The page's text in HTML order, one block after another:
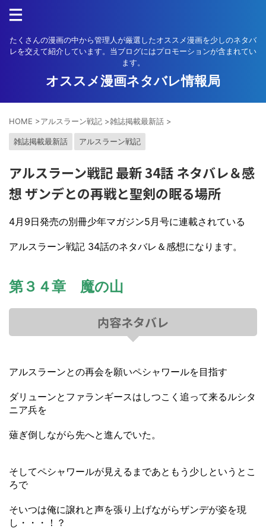
たくさんの漫画の中から管理人が厳選したオススメ漫画を少しのネタバ
レを交えて紹介しています。当ブログにはプロモーションが含まれてい
ます。
オススメ漫画ネタバレ情報局
HOME >アルスラーン戦記 >雑誌掲載最新話 >
雑誌掲載最新話 アルスラーン戦記
アルスラーン戦記 最新 34話 ネタバレ＆感
想 ザンデとの再戦と聖剣の眠る場所
4月9日発売の別冊少年マガジン5月号に連載されている
アルスラーン戦記 34話のネタバレ＆感想になります。
第３４章 魔の山
内容ネタバレ
アルスラーンとの再会を願いペシャワールを目指す
ダリューンとファランギースはしつこく追って来るルシタ
ニア兵を
薙ぎ倒しながら先へと進んでいた。
そしてペシャワールが見えるまであともう少しというとこ
ろで
そいつは俺に譲れと声を張り上げながらザンデが姿を現
し・・・！？